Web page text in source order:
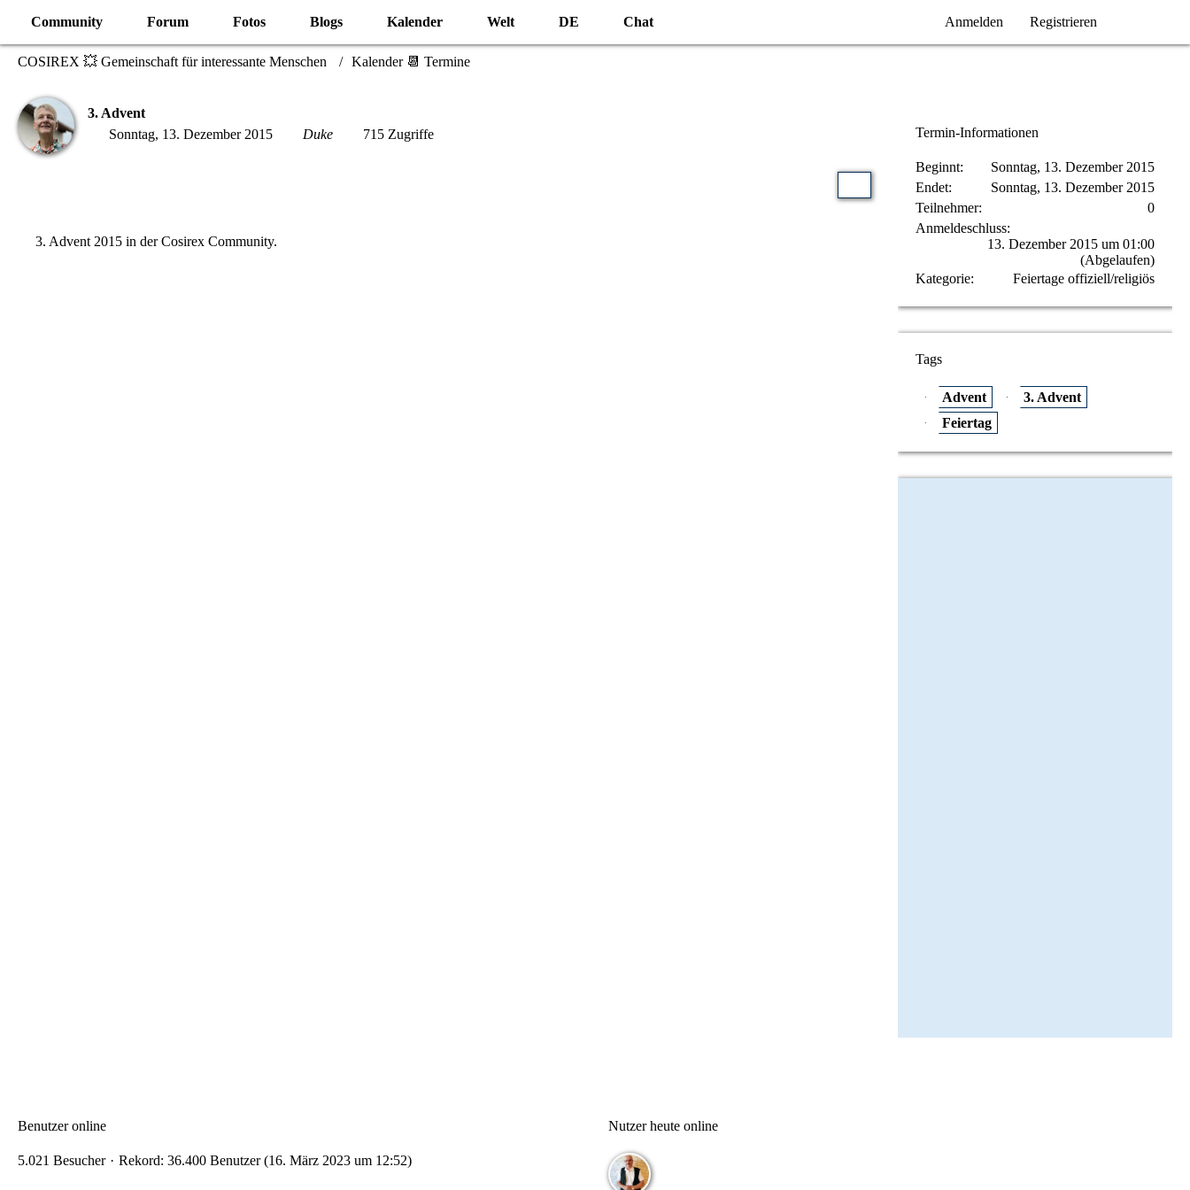
Community Forum Fotos Blogs Kalender Welt DE Chat Anmelden Registrieren
COSIREX 💥 Gemeinschaft für interessante Menschen Kalender 📆 Termine
3. Advent
Sonntag, 13. Dezember 2015
Duke 715 Zugriffe
3. Advent 2015 in der Cosirex Community.
Termin-Informationen
Beginnt
Sonntag, 13. Dezember 2015
Endet
Sonntag, 13. Dezember 2015
Teilnehmer
0
Anmeldeschluss
13. Dezember 2015 um 01:00
(Abgelaufen)
Kategorie
Feiertage offiziell/religiös
Tags
Advent
3. Advent
Feiertag
Benutzer online
5.021 Besucher Rekord: 36.400 Benutzer (16. März 2023 um 12:52)
Nutzer heute online